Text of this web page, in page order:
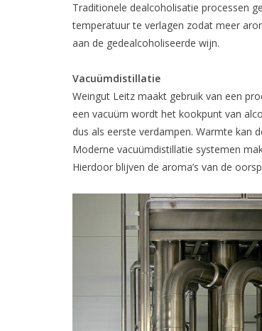
Traditionele dealcoholisatie processen
temperatuur te verlagen zodat meer
aan de gedealcoholiseerde wijn.
Vacuümdistillatie
Weingut Leitz maakt gebruik van een
een vacuüm wordt het kookpunt van
dus als eerste verdampen. Warmte kan
Moderne vacuümdistillatie systemen
Hierdoor blijven de aroma’s van de